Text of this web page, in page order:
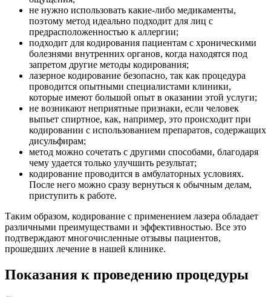
не нужно использовать какие-либо медикаменты,
поэтому метод идеально подходит для лиц с
предрасположенностью к аллергии;
подходит для кодирования пациентам с хроническими
болезнями внутренних органов, когда находятся под
запретом другие методы кодирования;
лазерное кодирование безопасно, так как процедура
проводится опытными специалистами клиники,
которые имеют большой опыт в оказании этой услуги;
не возникают неприятные признаки, если человек
выпьет спиртное, как, например, это происходит при
кодировании с использованием препаратов, содержащих
дисульфирам;
метод можно сочетать с другими способами, благодаря
чему удается только улучшить результат;
кодирование проводится в амбулаторных условиях.
После него можно сразу вернуться к обычным делам,
приступить к работе.
Таким образом, кодирование с применением лазера обладает
различными преимуществами и эффективностью. Все это
подтверждают многочисленные отзывы пациентов,
прошедших лечение в нашей клинике.
Показания к проведению процедуры